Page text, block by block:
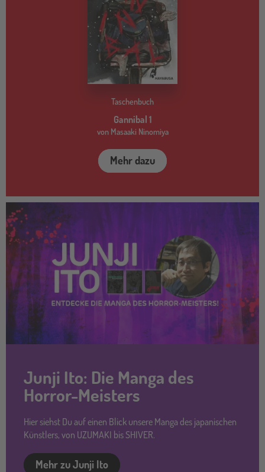
Taschenbuch
Gannibal 1
von Masaaki Ninomiya
Mehr dazu
Junji Ito: Die Manga des
Horror-Meisters
Hier siehst Du auf einen Blick unsere Manga des japanischen
Künstlers, von UZUMAKI bis SHIVER.
Mehr zu Junji Ito